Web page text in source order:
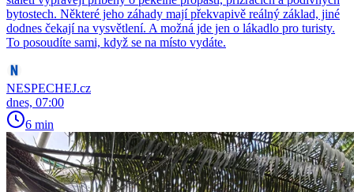
bytostech. Některé jeho záhady mají překvapivě reálný základ, jiné
dodnes čekají na vysvětlení. A možná jde jen o lákadlo pro turisty.
To posoudíte sami, když se na místo vydáte.
NESPECHEJ.cz
dnes, 07:00
6 min